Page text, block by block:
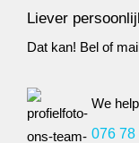
Liever
Dat kan! Bel of
We
076 78